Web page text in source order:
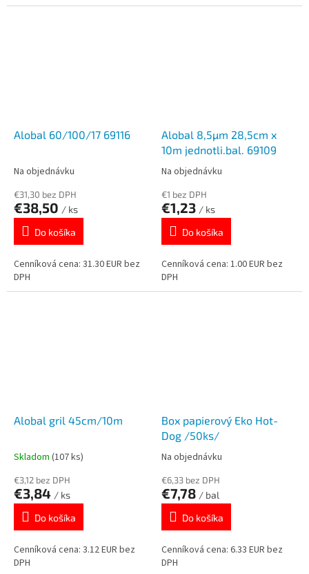
Alobal 60/100/17 69116
Na objednávku
€31,30 bez DPH
€38,50 / ks
Do košíka
Cenníková cena: 31.30 EUR bez
DPH
Alobal 8,5µm 28,5cm x
10m jednotli.bal. 69109
Na objednávku
€1 bez DPH
€1,23 / ks
Do košíka
Cenníková cena: 1.00 EUR bez
DPH
Alobal gril 45cm/10m
Skladom (107 ks)
€3,12 bez DPH
€3,84 / ks
Do košíka
Cenníková cena: 3.12 EUR bez
DPH
Box papierový Eko Hot-
Dog /50ks/
Na objednávku
€6,33 bez DPH
€7,78 / bal
Do košíka
Cenníková cena: 6.33 EUR bez
DPH